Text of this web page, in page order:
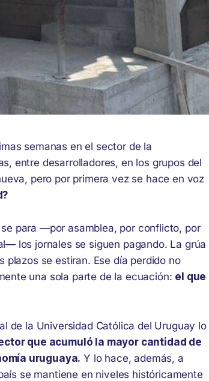
semanas en el sector de la
entre desarrolladores, en los grupos del
pero por primera vez se hace en voz
para —por asamblea, por conflicto, por
los jornales se siguen pagando. La grúa
plazos se estiran. Ese día perdido no
una sola parte de la ecuación: el que
de la Universidad Católica del Uruguay lo
que acumuló la mayor cantidad de
uruguaya. Y lo hace, además, a
se mantiene en niveles históricamente